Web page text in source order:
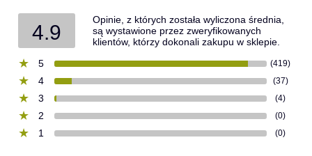
4.9
Opinie, z których została wyliczona średnia,
są wystawione przez zweryfikowanych
klientów, którzy dokonali zakupu w sklepie.
5
(419)
4 (37)
3 (4)
2 (0)
1 (0)